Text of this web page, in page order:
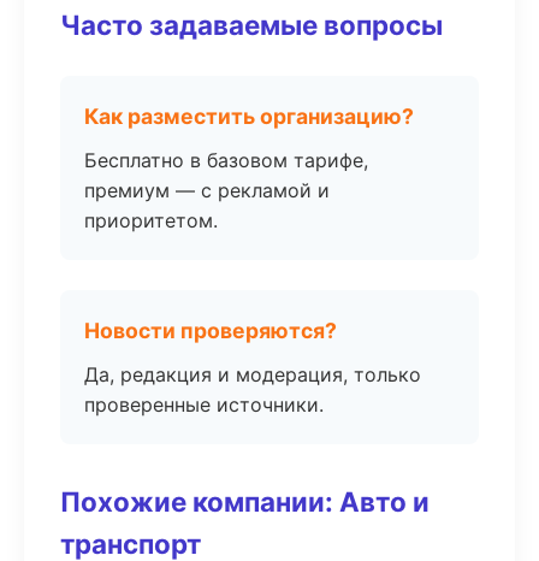
Часто задаваемые вопросы
Как разместить организацию?
Бесплатно в базовом тарифе,
премиум — с рекламой и
приоритетом.
Новости проверяются?
Да, редакция и модерация, только
проверенные источники.
Похожие компании: Авто и
транспорт